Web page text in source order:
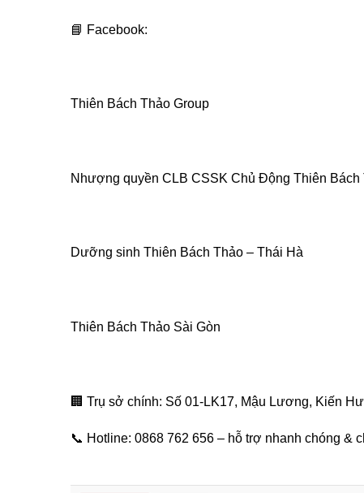
📘 Facebook:
Thiên Bách Thảo Group
Nhượng quyền CLB CSSK Chủ Động Thiên Bách
Dưỡng sinh Thiên Bách Thảo – Thái Hà
Thiên Bách Thảo Sài Gòn
🏢 Trụ sở chính: Số 01-LK17, Mậu Lương, Kiến
📞 Hotline: 0868 762 656 – hỗ trợ nhanh chóng &